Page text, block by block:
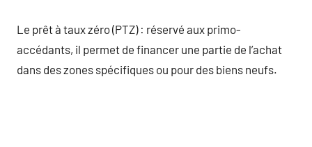
Le prêt à taux zéro (PTZ) : réservé aux primo-
accédants, il permet de financer une partie de l’achat
dans des zones spécifiques ou pour des biens neufs.